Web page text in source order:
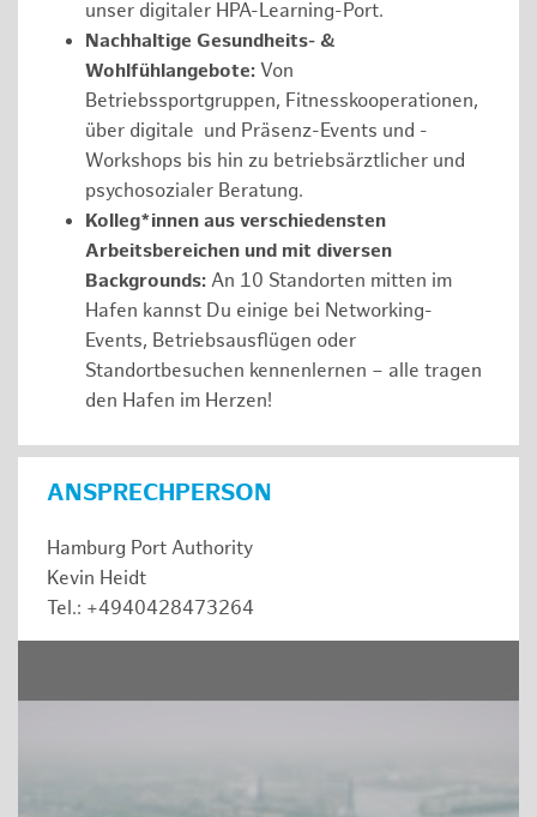
unser digitaler HPA-Learning-Port.
Nachhaltige Gesundheits- &
Wohlfühlangebote: Von
Betriebssportgruppen, Fitnesskooperationen,
über digitale und Präsenz-Events und -
Workshops bis hin zu betriebsärztlicher und
psychosozialer Beratung.
Kolleg*innen aus verschiedensten
Arbeitsbereichen und mit diversen
Backgrounds: An 10 Standorten mitten im
Hafen kannst Du einige bei Networking-
Events, Betriebsausflügen oder
Standortbesuchen kennenlernen – alle tragen
den Hafen im Herzen!
ANSPRECHPERSON
Hamburg Port Authority
Kevin Heidt
Tel.: +4940428473264